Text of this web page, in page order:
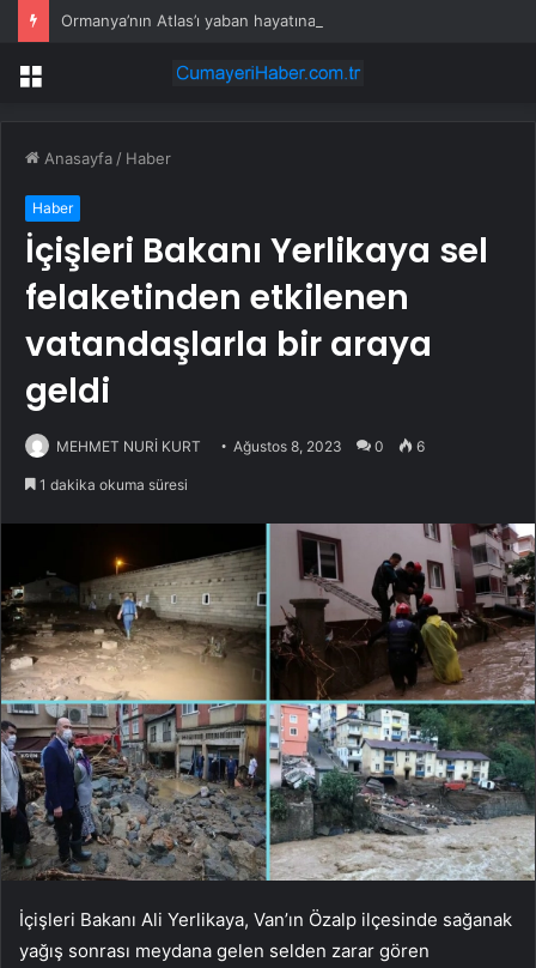
Ormanya’nın Atlas’ı yaban hayatına ışık tutacak
Menü
Anasayfa / Haber
Haber
İçişleri Bakanı Yerlikaya sel
felaketinden etkilenen
vatandaşlarla bir araya
geldi
MEHMET NURİ KURT Ağustos 8, 2023 0 6
1 dakika okuma süresi
İçişleri Bakanı Ali Yerlikaya, Van’ın Özalp ilçesinde sağanak
yağış sonrası meydana gelen selden zarar gören